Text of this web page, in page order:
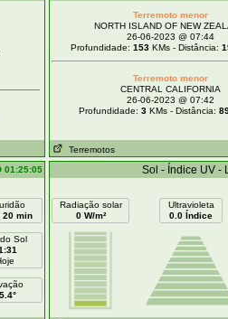
Terremoto menor
NORTH ISLAND OF NEW
26-06-2023 @ 07:44
Profundidade: 153 KMs - Distância:
Terremoto menor
CENTRAL CALIFORNIA
26-06-2023 @ 07:42
Profundidade: 3 KMs - Distância:
Terremotos
01:25:05
20 min
Sol
Sol - Índice UV -
Radiação solar
0 W/m²
Ultravioleta
0.0 Índice